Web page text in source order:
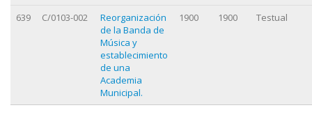
639 C/0103-002
Reorganización
de la Banda de
Música y
establecimiento
de una
Academia
Municipal.
1900 1900 Testual